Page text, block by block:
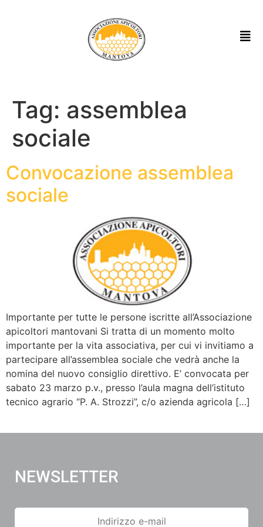
Tag: assemblea
sociale
Convocazione assemblea
sociale
Importante per tutte le persone iscritte all’Associazione
apicoltori mantovani Si tratta di un momento molto
importante per la vita associativa, per cui vi invitiamo a
partecipare all’assemblea sociale che vedrà anche la
nomina del nuovo consiglio direttivo. E’ convocata per
sabato 23 marzo p.v., presso l’aula magna dell’istituto
tecnico agrario “P. A. Strozzi”, c/o azienda agricola […]
NEWSLETTER